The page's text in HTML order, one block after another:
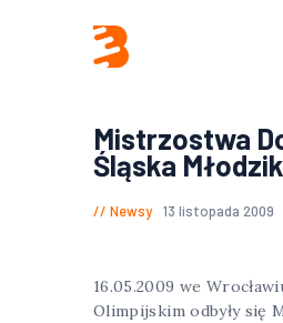
Mistrzostwa
Śląska
Newsy 13 listopada 2009
16.05.2009 we
Olimpijskim odbyły się